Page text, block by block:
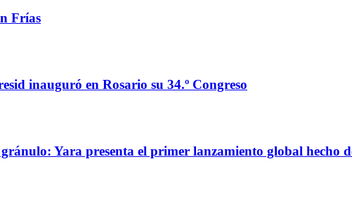
Frías
inauguró en Rosario su 34.º Congreso
Yara presenta el primer lanzamiento global hecho